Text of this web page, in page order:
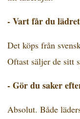
- Vart får du
Det köps från
Oftast säljer de sitt
-Gör du saker
Absolut. Både